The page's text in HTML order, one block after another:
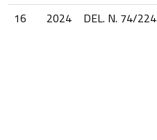
16
2024 DEL. N. 74/224